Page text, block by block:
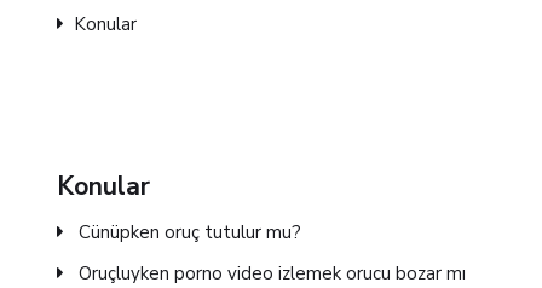
Konular
Konular
Cünüpken oruç tutulur mu?
Oruçluyken porno video izlemek orucu bozar mı